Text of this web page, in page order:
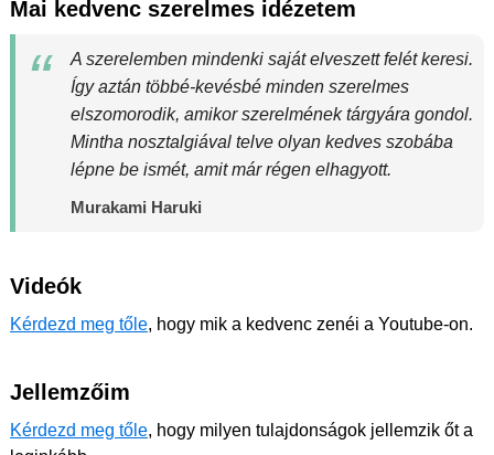
Mai kedvenc szerelmes idézetem
A szerelemben mindenki saját elveszett felét keresi.
Így aztán többé-kevésbé minden szerelmes
elszomorodik, amikor szerelmének tárgyára gondol.
Mintha nosztalgiával telve olyan kedves szobába
lépne be ismét, amit már régen elhagyott.
Murakami Haruki
Videók
Kérdezd meg tőle, hogy mik a kedvenc zenéi a Youtube-on.
Jellemzőim
Kérdezd meg tőle, hogy milyen tulajdonságok jellemzik őt a